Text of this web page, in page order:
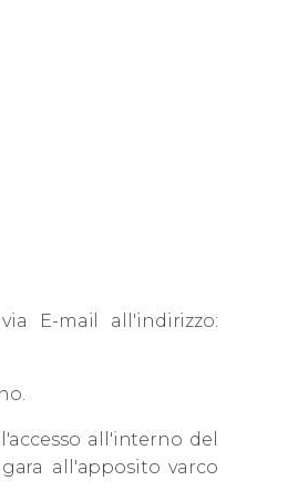
E-mail all'indirizzo:
all'interno del
all'apposito varco